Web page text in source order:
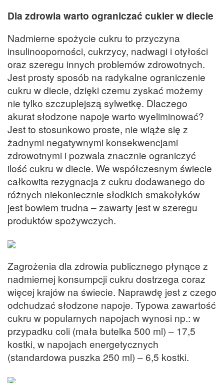
Dla zdrowia warto ograniczać cukier w diecie
Nadmierne spożycie cukru to przyczyna
insulinooporności, cukrzycy, nadwagi i otyłości
oraz szeregu innych problemów zdrowotnych.
Jest prosty sposób na radykalne ograniczenie
cukru w diecie, dzięki czemu zyskać możemy
nie tylko szczuplejszą sylwetkę. Dlaczego
akurat słodzone napoje warto wyeliminować?
Jest to stosunkowo proste, nie wiąże się z
żadnymi negatywnymi konsekwencjami
zdrowotnymi i pozwala znacznie ograniczyć
ilość cukru w diecie. We współczesnym świecie
całkowita rezygnacja z cukru dodawanego do
różnych niekoniecznie słodkich smakołyków
jest bowiem trudna – zawarty jest w szeregu
produktów spożywczych.
Zagrożenia dla zdrowia publicznego płynące z
nadmiernej konsumpcji cukru dostrzega coraz
więcej krajów na świecie. Naprawdę jest z czego
odchudzać słodzone napoje. Typowa zawartość
cukru w popularnych napojach wynosi np.: w
przypadku coli (mała butelka 500 ml) – 17,5
kostki, w napojach energetycznych
(standardowa puszka 250 ml) – 6,5 kostki.